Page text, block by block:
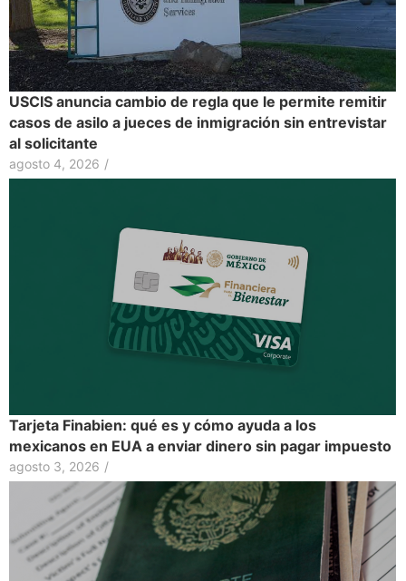
USCIS anuncia cambio de regla que le permite remitir
casos de asilo a jueces de inmigración sin entrevistar
al solicitante
agosto 4, 2026 /
Tarjeta Finabien: qué es y cómo ayuda a los
mexicanos en EUA a enviar dinero sin pagar impuesto
agosto 3, 2026 /